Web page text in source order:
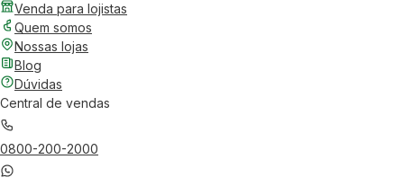
Venda para lojistas
Quem somos
Nossas lojas
Blog
Dúvidas
Central de vendas
0800-200-2000